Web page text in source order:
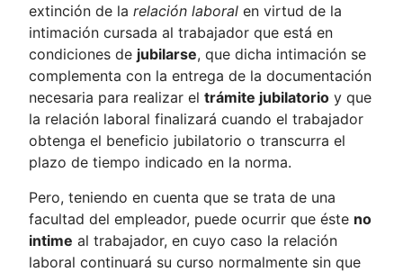
extinción de larelación laboralen virtud de la
intimación cursada al trabajador que está en
condiciones de jubilarse, que dicha intimación se
complementa con la entrega de la documentación
necesaria para realizar eltrámite jubilatorio y que
la relación laboral finalizará cuando el trabajador
obtenga el beneficio jubilatorio o transcurra el
plazo de tiempo indicado en la norma.
Pero, teniendo en cuenta que se trata de una
facultad del empleador, puede ocurrir que éste no
intime al trabajador, en cuyo caso la relación
laboral continuará su curso normalmente sin que